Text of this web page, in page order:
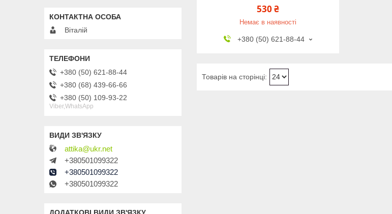
530 ₴
Немає в наявності
+380 (50) 621-88-44
Віталій
+380 (50) 621-88-44
+380 (68) 439-66-66
+380 (50) 109-93-22
Viber,WhatsApp
attika@ukr.net
+380501099322
+380501099322
+380501099322